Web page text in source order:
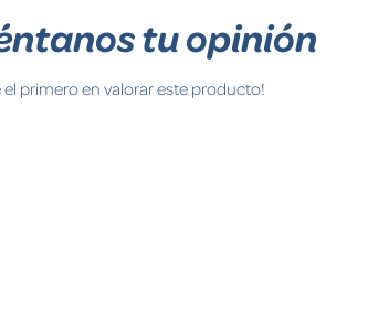
tu opinión
el primero en valorar este producto!